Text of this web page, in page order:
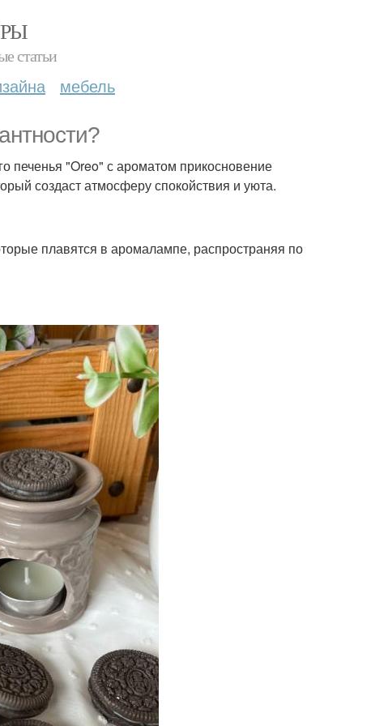
статьи
мебель
"Oreo" с ароматом прикосновение
создаст атмосферу спокойствия и уюта.
плавятся в аромалампе, распространяя по